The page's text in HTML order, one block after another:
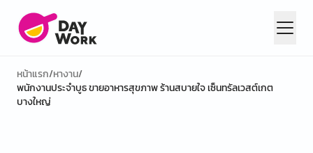
หน้าแรก/หางาน/
พนักงานประจำบูธ ขายอาหารสุขภาพ ร้านสบายใจ เซ็นทรัลเวสต์เกต
บางใหญ่